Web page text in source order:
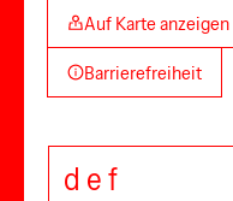
Auf Karte anzeigen
Barrierefreiheit
d e f